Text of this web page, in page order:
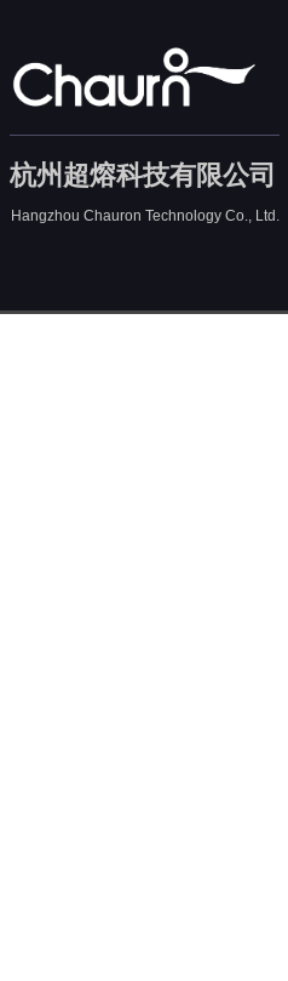
杭州超熔科技有限公司
Hangzhou Chauron Technology Co., Ltd.